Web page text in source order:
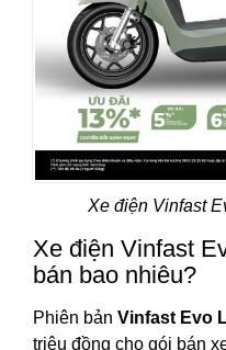
Xe điện Vinfast
Xe điện Vinfast
bán bao nhiêu?
Phiên bản Vinfast Evo
triệu đồng cho gói bán